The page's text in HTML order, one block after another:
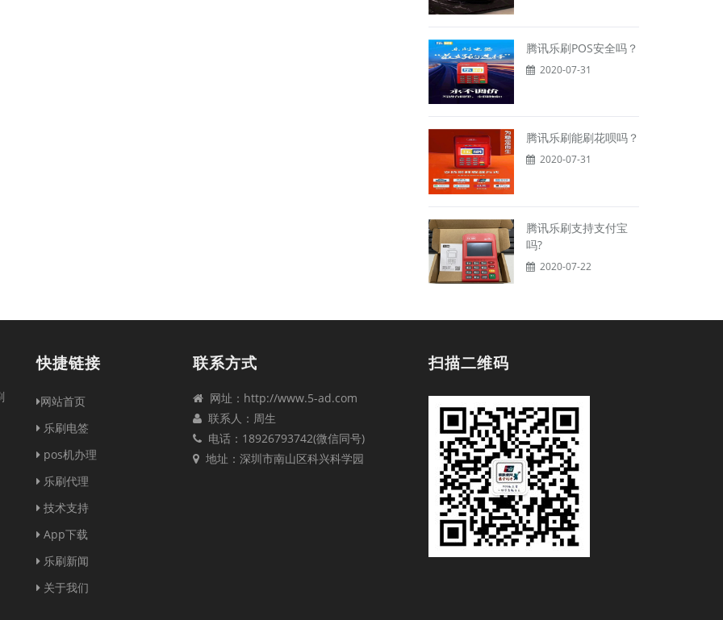
腾讯乐刷POS安全吗？
2020-07-31
腾讯乐刷能刷花呗吗？
2020-07-31
腾讯乐刷支持支付宝
吗?
2020-07-22
快捷链接
网站首页
乐刷电签
pos机办理
乐刷代理
技术支持
App下载
乐刷新闻
关于我们
联系方式
网址：http://www.5-ad.com
联系人：周生
电话：18926793742(微信同号)
地址：深圳市南山区科兴科学园
扫描二维码